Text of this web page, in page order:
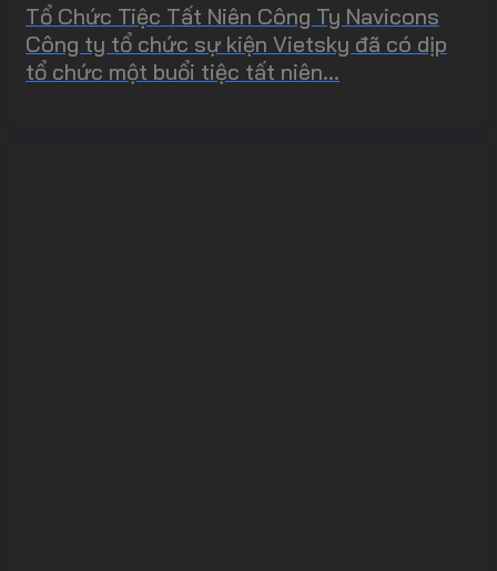
Tổ Chức Tiệc Tất Niên Công Ty Navicons
Công ty tổ chức sự kiện Vietsky đã có dịp
tổ chức một buổi tiệc tất niên...